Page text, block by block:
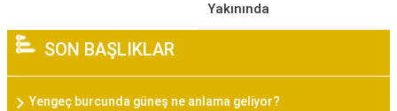
Yakınında
SON BAŞLIKLAR
Yengeç burcunda güneş ne anlama geliyor?